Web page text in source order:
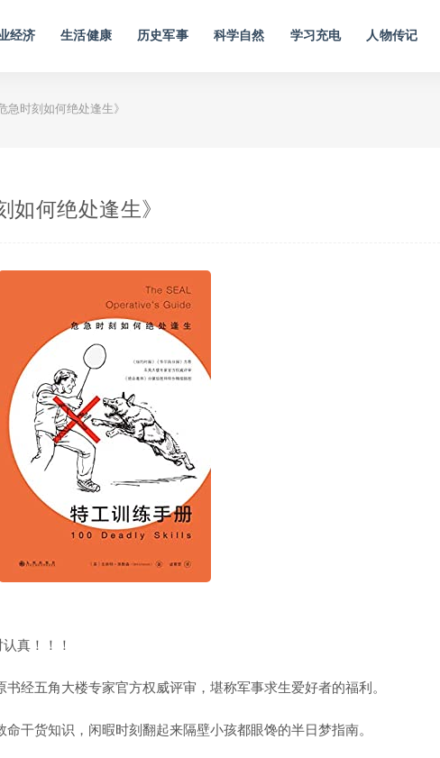
经济 生活健康 历史军事 科学自然 学习充电 人物传记
急时刻如何绝处逢生》
如何绝处逢生》
真！！！
经五角大楼专家官方权威评审，堪称军事求生爱好者的福利。
干货知识，闲暇时刻翻起来隔壁小孩都眼馋的半日梦指南。